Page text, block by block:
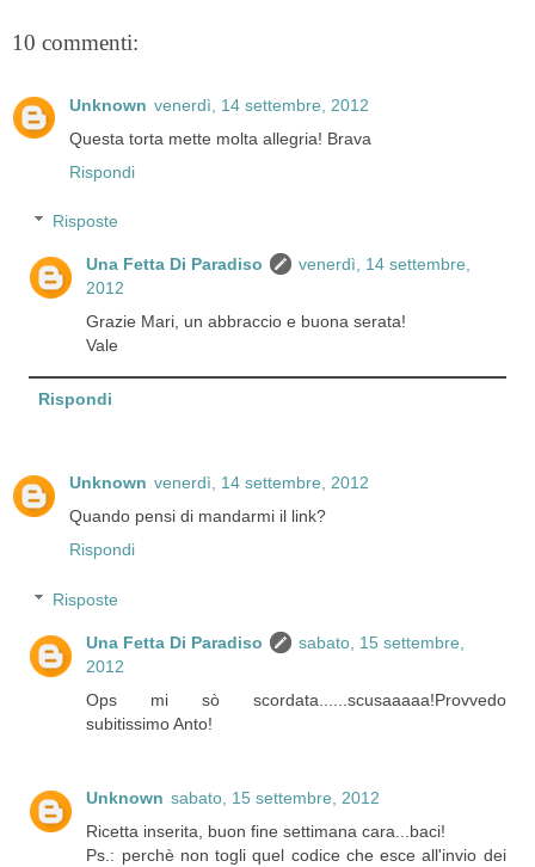
10 commenti:
Unknown venerdì, 14 settembre, 2012
Questa torta mette molta allegria! Brava
Rispondi
Risposte
Una Fetta Di Paradiso
venerdì, 14 settembre,
2012
Grazie Mari, un abbraccio e buona serata!
Vale
Rispondi
Unknown venerdì, 14 settembre, 2012
Quando pensi di mandarmi il link?
Rispondi
Risposte
Una Fetta Di Paradiso
sabato, 15 settembre,
2012
Ops mi sò scordata......scusaaaaa!Provvedo
subitissimo Anto!
Unknown sabato, 15 settembre, 2012
Ricetta inserita, buon fine settimana cara...baci!
Ps.: perchè non togli quel codice che esce all'invio dei